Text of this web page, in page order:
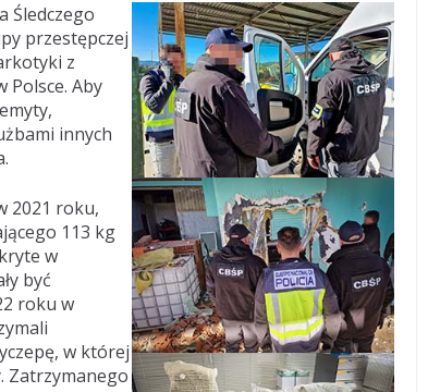
Śledczego
przestępczej
z
Polsce. Aby
innych
2021 roku,
113 kg
w
być
roku w
w której
Zatrzymanego